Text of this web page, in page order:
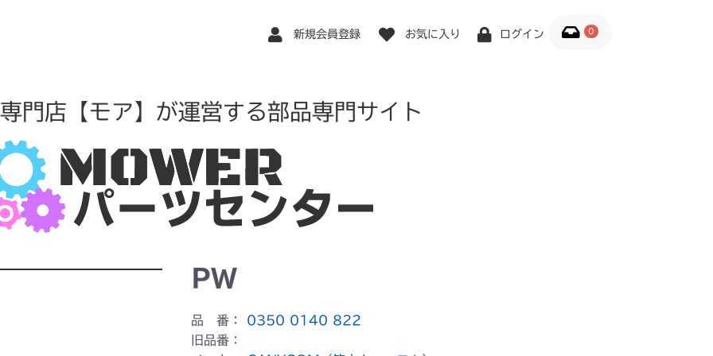
新規会員登録 お気に入り ログイン 0
門店【モア】が運営する部品専門サイト
PW
品 番： 0350 0140 822
旧品番：